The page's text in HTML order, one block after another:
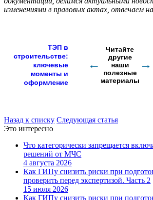
изменениями в правовых актах, отвечаем
ТЭП в
строительстве:
ключевые
моменты и
оформление
←
Читайте
другие
наши
полезные
материалы
→
Назад к списку Следующая статья
Это интересно
Что категорически запрещается
решений от МЧС
4 августа 2026
Как ГИПу снизить риски при
проверить перед экспертизой. Часть 2
15 июля 2026
Как ГИПу снизить риски при